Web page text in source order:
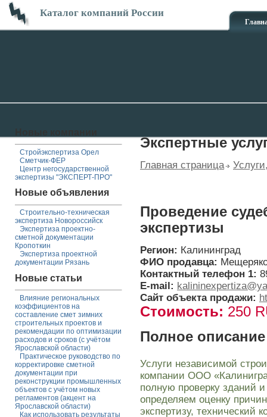
Каталог компаний России
Стройэкспертиза Орел
Сметчик-ФЕР
Центр негосударственной
экспертизы "ЭКСПЕРТ-ПРО"
Новые объявления
Строительно-техническая
экспертиза Новороссийск
Экспертиза проектно-
сметной документации
Кропоткин
Экспертиза проектной
документации Рязань
Новые статьи
Влияние региональных
коэффициентов на
составление смет зимних
строительных проектов и
рекомендации по оптимизации
расходов и сроков (с учётом
Ярославской области)
Практическое руководство по
корректировке сметной
документации при
реконструкции промышленных
объектов с учётом новых
регламентов (акцент на
Ярославской области)
Как использовать результаты
Экспертные
Главная страница
Проведение
экспертизы
Регион: Калининград
ФИО продавца:
Контактный телефон 1:
E-mail:
Сайт объекта продажи:
Стоимость: 250
Полное
Услуги независимой
компании ООО
полную проверку зданий
определяем оценку
экспертизу, технический